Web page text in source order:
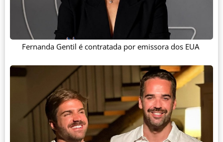
Fernanda Gentil é contratada por emissora dos EUA